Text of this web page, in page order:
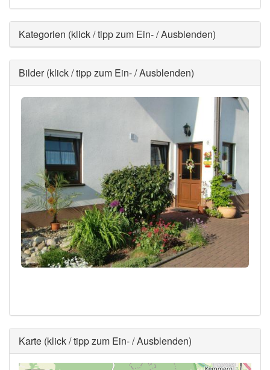
Ausblenden
Kategorien (klick / tipp zum Ein- / Ausblenden)
Ausblenden
Bilder (klick / tipp zum Ein- / Ausblenden)
Ausblenden
Karte (klick / tipp zum Ein- / Ausblenden)